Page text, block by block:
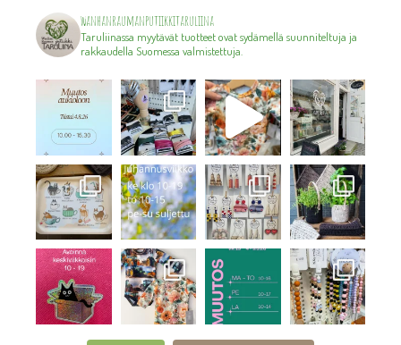
wanhanraumanputiikkitaruliina
Taruliinassa myytävät tuotteet ovat sydämellä suunniteltuja ja
rakkaudella Suomessa valmistettuja.